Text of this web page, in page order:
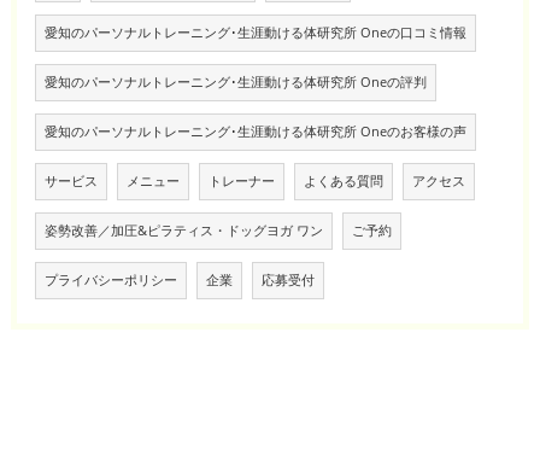
愛知のパーソナルトレーニング･生涯動ける体研究所 Oneの口コミ情報
愛知のパーソナルトレーニング･生涯動ける体研究所 Oneの評判
愛知のパーソナルトレーニング･生涯動ける体研究所 Oneのお客様の声
サービス メニュー トレーナー よくある質問 アクセス
姿勢改善／加圧&ピラティス・ドッグヨガ ワン ご予約
プライバシーポリシー 企業 応募受付